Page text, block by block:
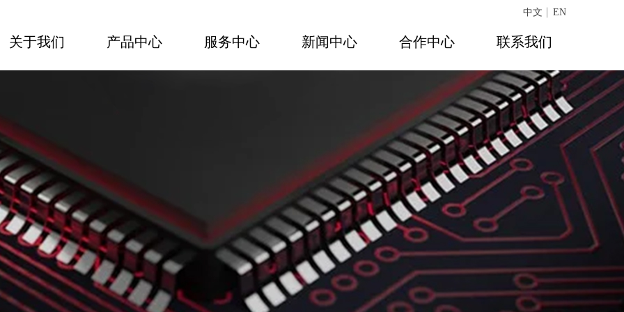
关于我们 产品中心 服务中心 新闻中心 合作中心 联系我们
中文 EN